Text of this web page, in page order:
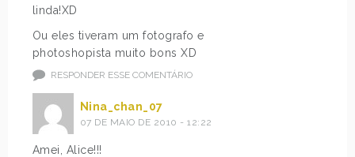
linda!XD
Ou eles tiveram um fotografo e
photoshopista muito bons XD
RESPONDER ESSE COMENTÁRIO
Nina_chan_07
07 DE MAIO DE 2010 - 12:22
Amei, Alice!!!